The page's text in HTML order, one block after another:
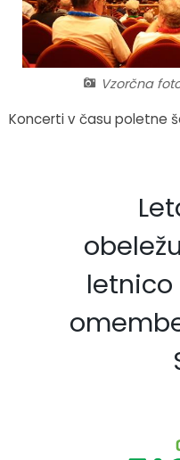
Vzorčna
Koncerti v času poletne
letnico
Fotogalerija
Občinska volilna komisija
Medobčinski inšpektorat
Koledar dogodkov
Zapore cest
Okoljski podatki
Katalog informacij